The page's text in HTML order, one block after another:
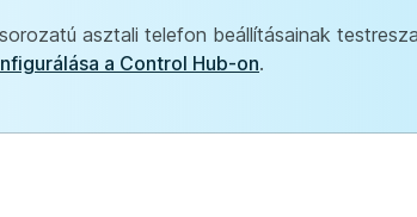
asztali telefon beállításainak
a Control Hub-on.